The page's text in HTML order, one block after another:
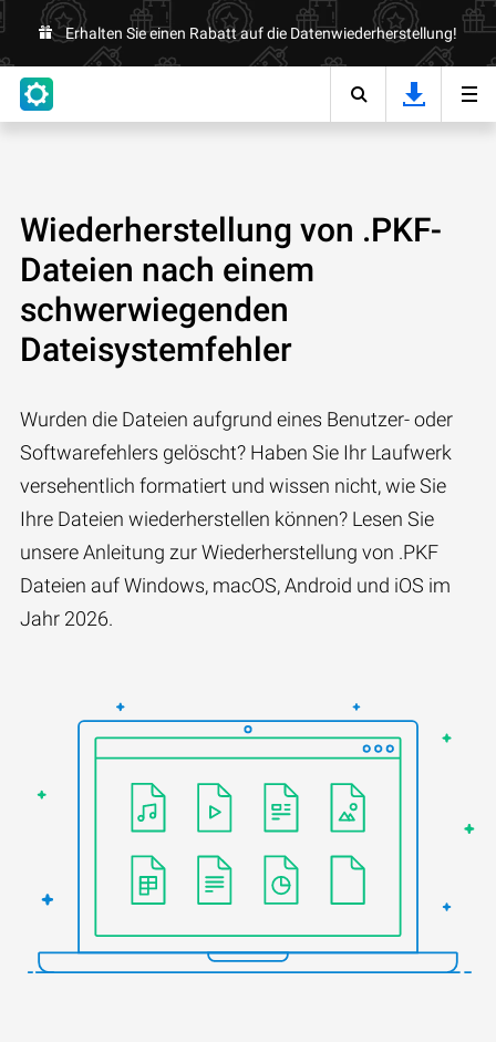
Erhalten Sie einen Rabatt auf die Datenwiederherstellung!
Wiederherstellung von .PKF-
Dateien nach einem
schwerwiegenden
Dateisystemfehler
Wurden die Dateien aufgrund eines Benutzer- oder
Softwarefehlers gelöscht? Haben Sie Ihr Laufwerk
versehentlich formatiert und wissen nicht, wie Sie
Ihre Dateien wiederherstellen können? Lesen Sie
unsere Anleitung zur Wiederherstellung von .PKF
Dateien auf Windows, macOS, Android und iOS im
Jahr 2026.